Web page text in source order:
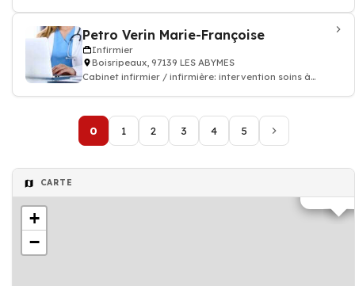
Petro Verin Marie-Françoise
Infirmier
Boisripeaux, 97139 LES ABYMES
Cabinet infirmier / infirmière: intervention soins à
0 1 2 3 4 5
CARTE
+
−